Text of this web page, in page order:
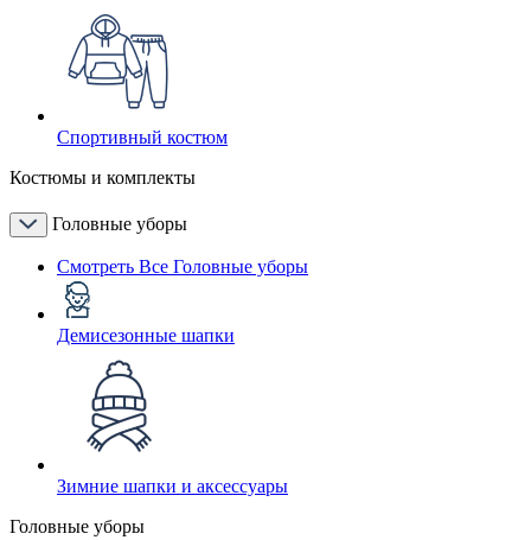
Спортивный костюм
Костюмы и комплекты
Головные уборы
Смотреть Все Головные уборы
Демисезонные шапки
Зимние шапки и аксессуары
Головные уборы